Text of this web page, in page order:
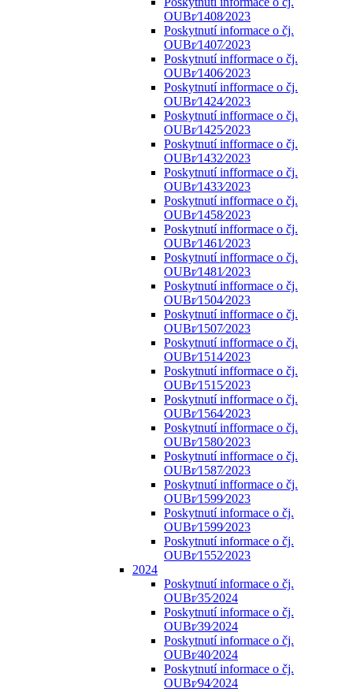
OUBr⁄1408⁄2023
Poskytnutí informace o čj.
OUBr⁄1407⁄2023
Poskytnutí infformace o čj.
OUBr⁄1406⁄2023
Poskytnutí infformace o čj.
OUBr⁄1424⁄2023
Poskytnutí infformace o čj.
OUBr⁄1425⁄2023
Poskytnutí infformace o čj.
OUBr⁄1432⁄2023
Poskytnutí infformace o čj.
OUBr⁄1433⁄2023
Poskytnutí infformace o čj.
OUBr⁄1458⁄2023
Poskytnutí infformace o čj.
OUBr⁄1461⁄2023
Poskytnutí infformace o čj.
OUBr⁄1481⁄2023
Poskytnutí infformace o čj.
OUBr⁄1504⁄2023
Poskytnutí infformace o čj.
OUBr⁄1507⁄2023
Poskytnutí infformace o čj.
OUBr⁄1514⁄2023
Poskytnutí infformace o čj.
OUBr⁄1515⁄2023
Poskytnutí infformace o čj.
OUBr⁄1564⁄2023
Poskytnutí infformace o čj.
OUBr⁄1580⁄2023
Poskytnutí infformace o čj.
OUBr⁄1587⁄2023
Poskytnutí infformace o čj.
OUBr⁄1599⁄2023
Poskytnutí informace o čj.
OUBr⁄1599⁄2023
Poskytnutí informace o čj.
OUBr⁄1552⁄2023
2024
Poskytnutí informace o čj.
OUBr⁄35⁄2024
Poskytnutí informace o čj.
OUBr⁄39⁄2024
Poskytnutí informace o čj.
OUBr⁄40⁄2024
Poskytnutí informace o čj.
OUBr⁄94⁄2024